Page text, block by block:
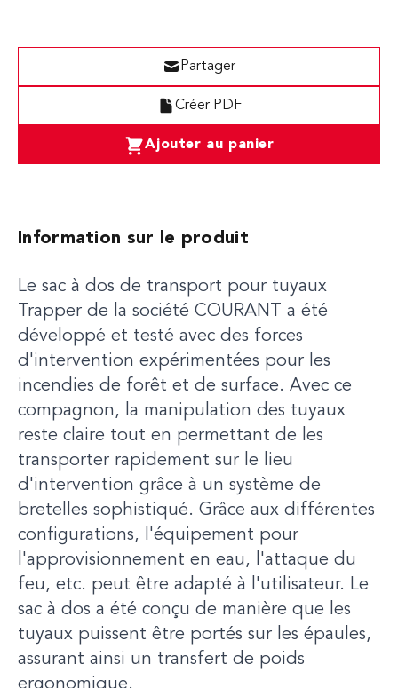
Ajouter au panier
Créer PDF
Partager
Information sur le produit
Le sac à dos de transport pour tuyaux
Trapper de la société COURANT a été
développé et testé avec des forces
d'intervention expérimentées pour les
incendies de forêt et de surface. Avec ce
compagnon, la manipulation des tuyaux
reste claire tout en permettant de les
transporter rapidement sur le lieu
d'intervention grâce à un système de
bretelles sophistiqué. Grâce aux différentes
configurations, l'équipement pour
l'approvisionnement en eau, l'attaque du
feu, etc. peut être adapté à l'utilisateur. Le
sac à dos a été conçu de manière que les
tuyaux puissent être portés sur les épaules,
assurant ainsi un transfert de poids
ergonomique.